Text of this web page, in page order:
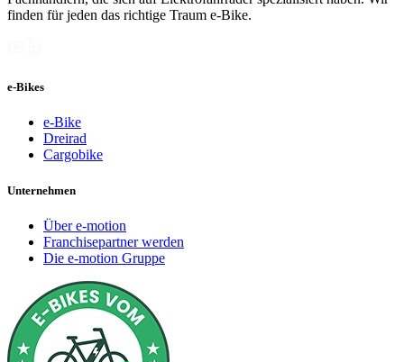
finden für jeden das richtige Traum e-Bike.
e-Bikes
e-Bike
Dreirad
Cargobike
Unternehmen
Über e-motion
Franchisepartner werden
Die e-motion Gruppe